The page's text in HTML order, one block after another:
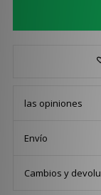
las opiniones
Envío
Cambios y